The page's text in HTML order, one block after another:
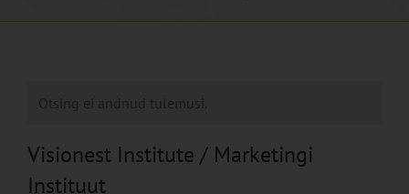
Otsing ei andnud tulemusi.
Visionest Institute / Marketingi
Instituut